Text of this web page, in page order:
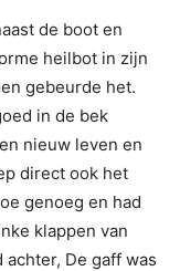
de boot en
heilbot in zijn
gebeurde het.
in de bek
nieuw leven en
direct ook het
genoeg en had
klappen van
De gaff was